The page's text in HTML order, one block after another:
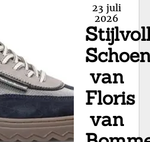
en
Posted
on
23 juli
2026
van
Floris
van